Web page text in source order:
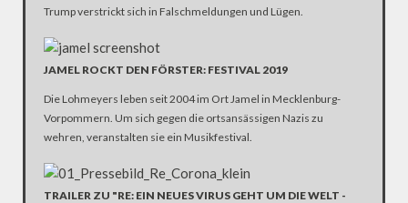
Trump verstrickt sich in Falschmeldungen und Lügen.
JAMEL ROCKT DEN FÖRSTER: FESTIVAL 2019
Die Lohmeyers leben seit 2004 im Ort Jamel in Mecklenburg-
Vorpommern. Um sich gegen die ortsansässigen Nazis zu
wehren, veranstalten sie ein Musikfestival.
TRAILER ZU "RE: EIN NEUES VIRUS GEHT UM DIE WELT -